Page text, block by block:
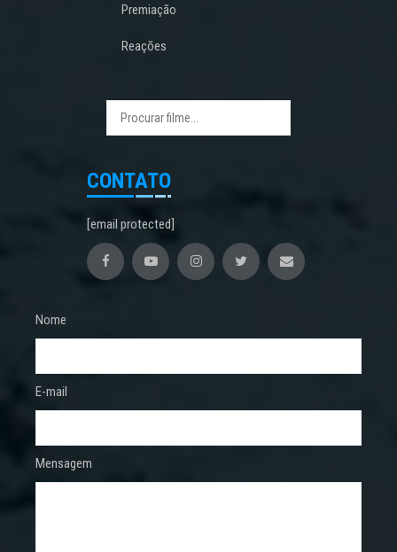
Premiação
Reações
CONTATO
[email protected]
Nome
E-mail
Mensagem